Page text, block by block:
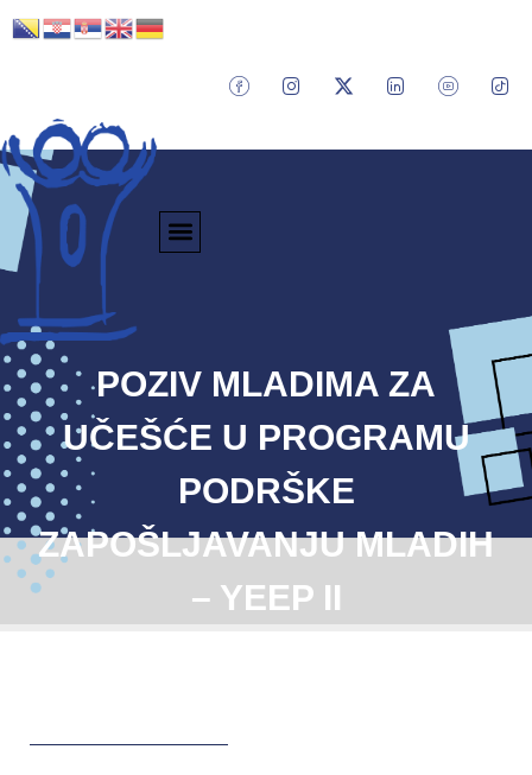
POZIV MLADIMA ZA
UČEŠĆE U PROGRAMU
PODRŠKE
ZAPOŠLJAVANJU MLADIH
– YEEP II